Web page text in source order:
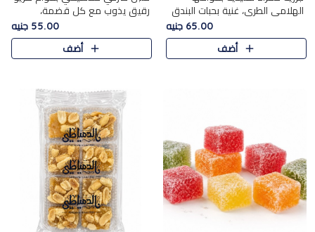
الهلامي الطري، غنية بحبات البندق
الفاخرة التي تضيف قرمشة راقية
إلى قوامها الناعم، لتقدم مزيجًا
متوازنًا من النكه..
65.00 جنيه
أضف
رقيق يذوب مع كل قضمة،
مغطى بطبقة ناعمة من السكر
البودرة ليقدم المذاق الأصيل الذي
ارتبط بحلويات المولد التقليدي..
55.00 جنيه
أضف